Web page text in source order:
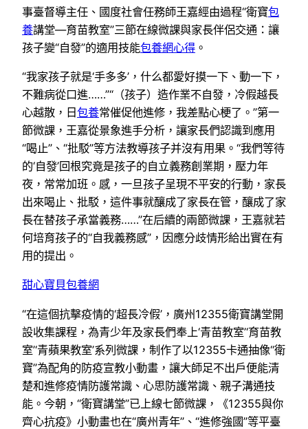
事臺督導主任、國度社會任務師王嘉經由過程“衛寶包
養講堂—育苗教室”三節在線微課與家長伴侶交通：讓
孩子變“自發”的適用技能包養網心得 。
“我家孩子就是‘手多多’，什么都愛好摸一下、動一下，
不難病從口進……”“（孩子）造作業不自發，冷假越長
心越散，日包養常催促他進修，我差點心梗了。”第一
節微課，王嘉從景象進手分析，讓家長們認識到應用
“喝止”、“批駁”等方法教導孩子并沒有用果。“我們等待
的‘自發’回根究竟是孩子的自立義務創業期，壓力年
夜，常常加班。感，一旦孩子呈現不平安的行動，家長
出來喝止、批駁，這件事就釀成了家長在管，釀成了家
長在替孩子承當義務……”在后續的兩節微課，王嘉就若
何培育孩子的“自我義務感”，因應分歧情形給出實在有
用的提出。
甜心寶貝包養網
“在這個抗擊疫情的‘超長冷假’，廣州12355衛寶講堂開
設收集課程，為青少年及家長們奉上‘青苗教室’‘育苗教
室’‘青蘋果教室’系列微課，制作了以12355卡通抽像“衛
寶”為配角的防疫宣教小動畫，讓大師足不出戶便能清
楚和進修疫情防護常識、心思防護常識、親子溝通技
能。今朝，“衛寶講堂”已上線七節微課，《12355與你
齊心抗疫》小動畫也在“廣州青年”、“進修強國”等平臺